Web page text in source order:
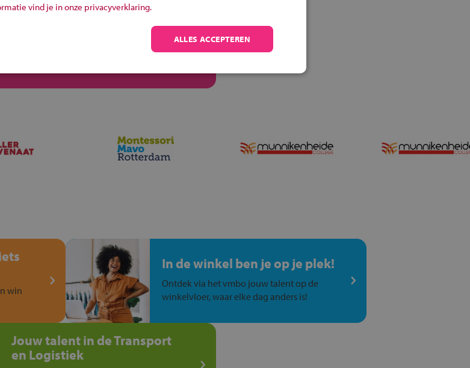
Alle informatie om je kind aan te melden bij
win
In de winkel ben je op je plek!
Ontdek via het vmbo jouw talent op de
winkelvloer, waar elke dag anders is!
Jouw talent in de Transport
en Logistiek
vind je in onze privacyverklaring.
ALLES ACCEPTEREN